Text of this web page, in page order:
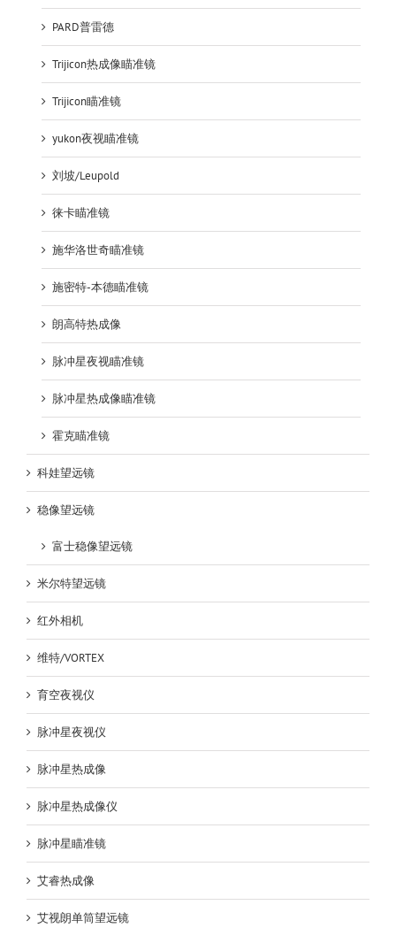
PARD普雷德
Trijicon热成像瞄准镜
Trijicon瞄准镜
yukon夜视瞄准镜
刘坡/Leupold
徕卡瞄准镜
施华洛世奇瞄准镜
施密特-本德瞄准镜
朗高特热成像
脉冲星夜视瞄准镜
脉冲星热成像瞄准镜
霍克瞄准镜
科娃望远镜
稳像望远镜
富士稳像望远镜
米尔特望远镜
红外相机
维特/VORTEX
育空夜视仪
脉冲星夜视仪
脉冲星热成像
脉冲星热成像仪
脉冲星瞄准镜
艾睿热成像
艾视朗单筒望远镜